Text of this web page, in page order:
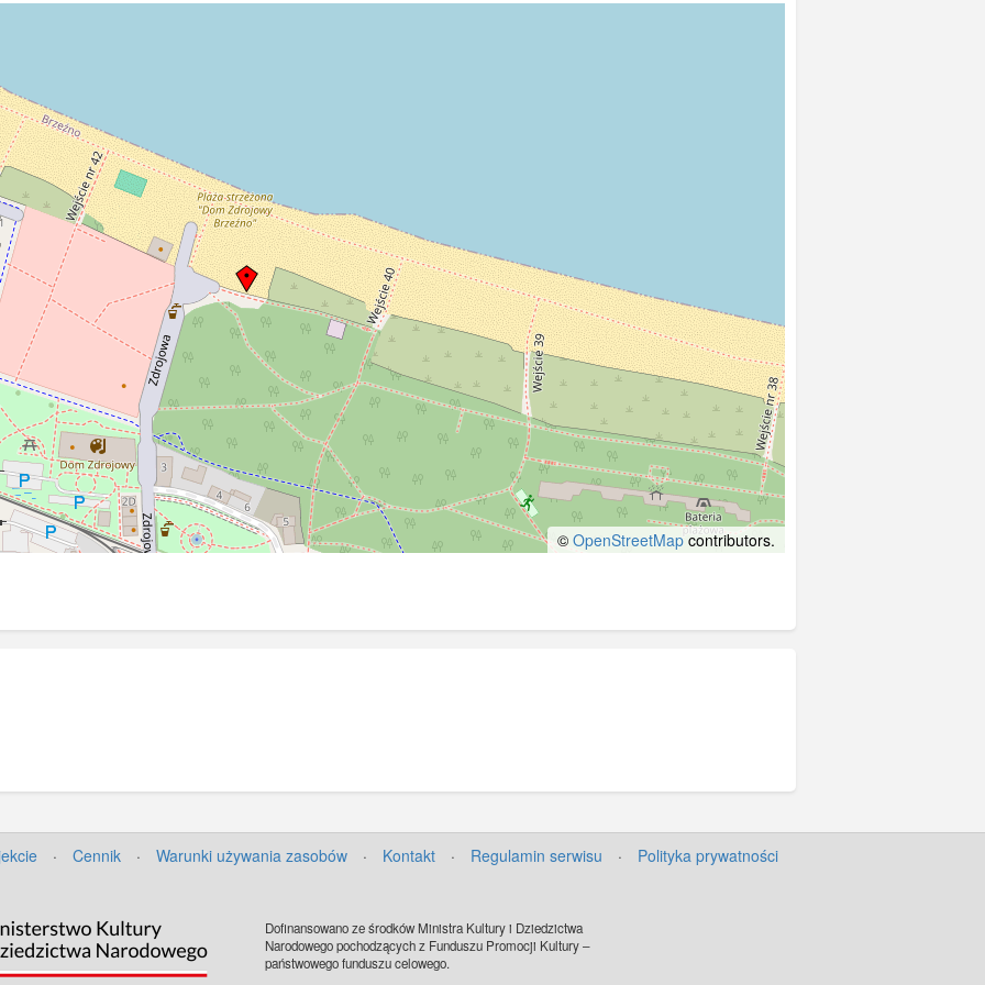
© OpenStreetMapcontributors.
· Cennik · Warunki używania zasobów · Kontakt · Regulamin serwisu · Polityka prywatności
Dofinansowano ze środków Ministra Kultury i Dziedzictwa
Narodowego pochodzących z Funduszu Promocji Kultury –
państwowego funduszu celowego.